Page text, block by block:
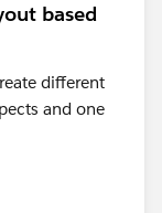
based
different
and one